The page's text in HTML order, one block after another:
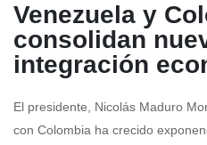
Venezuela y
consolidan
integración
El presidente, Nicolás Maduro
con Colombia ha crecido